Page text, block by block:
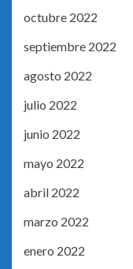
octubre 2022
septiembre 2022
agosto 2022
julio 2022
junio 2022
mayo 2022
abril 2022
marzo 2022
enero 2022